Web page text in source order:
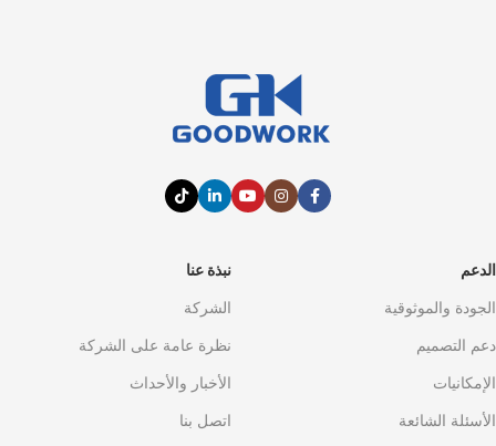
نبذة عنا
الشركة
نظرة عامة على الشركة
الأخبار والأحداث
اتصل بنا
الدعم
الجودة والموثوقية
دعم التصميم
الإمكانيات
الأسئلة الشائعة